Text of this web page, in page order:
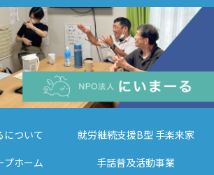
について
就労継続支援B型 手楽来家
プホーム
手話普及活動事業